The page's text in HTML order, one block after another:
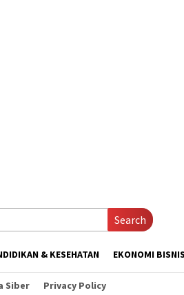
Search
& KESEHATAN EKONOMI BISNIS
Siber Privacy Policy